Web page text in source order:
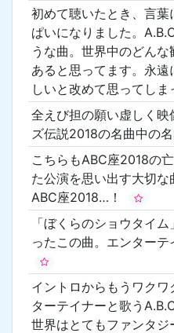
初めて聴いたとき、言
ぱいになりました。
うな曲。世界中のどん
あると思ってます。永
しいと改めて思ってしま
全えび担の願い虚しく
ズ伝説2018の名曲中の名
こちらもABC座2018の
た公演を思い出す大切な
ABC座2018…！
「ぼくらのショウタイ
ったこの曲。エンターテ
イントロからもうワク
ターテイナーと歌う
世界はとてもファンタ